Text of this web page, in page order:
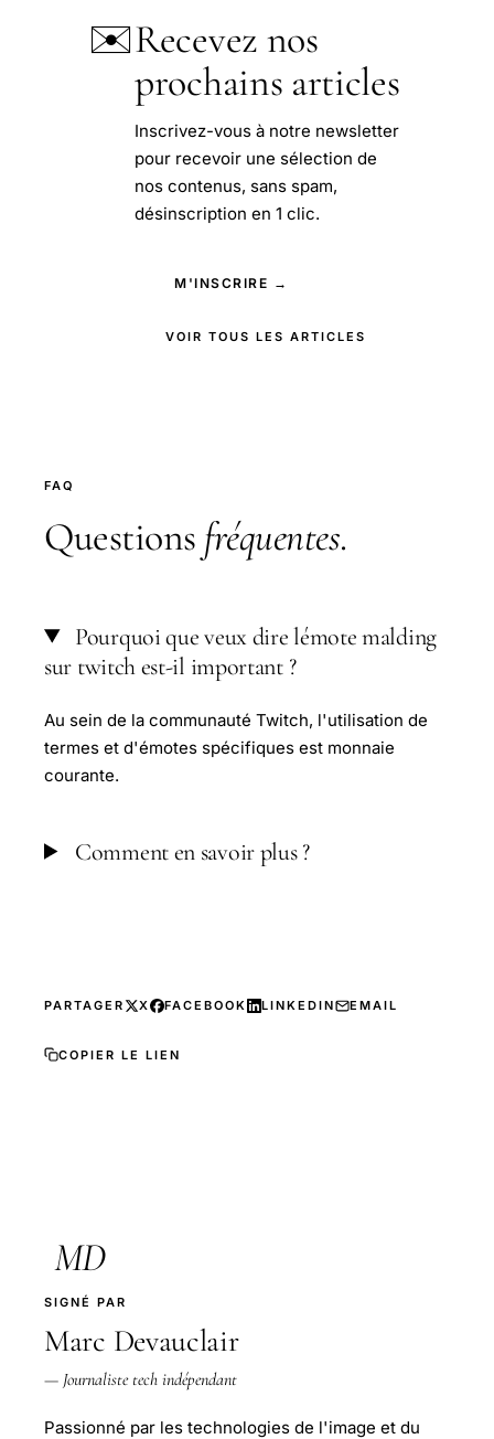
✉️Recevez nos
prochains articles
Inscrivez-vous à notre newsletter
pour recevoir une sélection de
nos contenus, sans spam,
désinscription en 1 clic.
M'INSCRIRE →
VOIR TOUS LES ARTICLES
FAQ
Questions fréquentes.
Pourquoi que veux dire lémote malding
sur twitch est-il important ?
Au sein de la communauté Twitch, l'utilisation de
termes et d'émotes spécifiques est monnaie
courante.
Comment en savoir plus ?
PARTAGER X FACEBOOK LINKEDIN EMAIL
COPIER LE LIEN
MD
SIGNÉ PAR
Marc Devauclair
— Journaliste tech indépendant
Passionné par les technologies de l'image et du